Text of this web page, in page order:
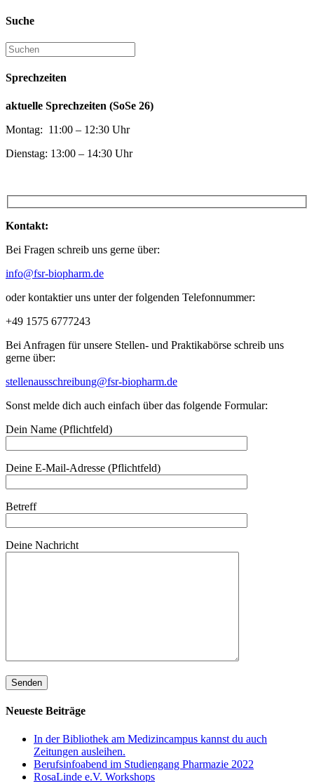
Suche
Sprechzeiten
aktuelle Sprechzeiten (SoSe 26)
Montag: 11:00 – 12:30 Uhr
Dienstag: 13:00 – 14:30 Uhr
Kontakt:
Bei Fragen schreib uns gerne über:
info@fsr-biopharm.de
oder kontaktier uns unter der folgenden Telefonnummer:
+49 1575 6777243
Bei Anfragen für unsere Stellen- und Praktikabörse schreib uns
gerne über:
stellenausschreibung@fsr-biopharm.de
Sonst melde dich auch einfach über das folgende Formular:
Dein Name (Pflichtfeld)
Deine E-Mail-Adresse (Pflichtfeld)
Betreff
Deine Nachricht
Neueste Beiträge
In der Bibliothek am Medizincampus kannst du auch
Zeitungen ausleihen.
Berufsinfoabend im Studiengang Pharmazie 2022
RosaLinde e.V. Workshops